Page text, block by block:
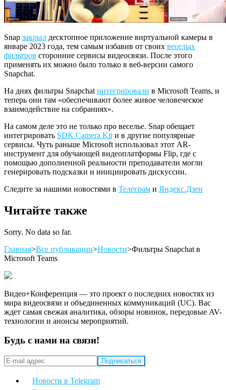
Snap закрыл десктопное приложение виртуальной камеры в
январе 2023 года, тем самым избавив от своих веселых
фильтров сторонние сервисы видеосвязи. После этого
применять их можно было только в веб-версии самого
Snapchat.
На днях фильтры Snapchat интегрировали в Microsoft Teams, и
теперь они там «обеспечивают более живое человеческое
взаимодействие на собраниях».
На самом деле это не только про веселье. Snap обещает
интегрировать SDK Camera Kit и в другие популярные
сервисы. Чуть раньше Microsoft использовал этот AR-
инструмент для обучающей видеоплатформы Flip, где с
помощью дополненной реальности преподаватели могли
генерировать подсказки и инициировать дискуссии.
Следите за нашими новостями в Телеграм и Яндекс.Дзен
Читайте также
Sorry. No data so far.
Главная>Все публикации>Новости>Фильтры Snapchat в
Microsoft Teams
Видео+Конференция — это проект о последних новостях из
мира видеосвязи и объединенных коммуникаций (UC). Вас
ждет самая свежая аналитика, обзоры новинок, передовые AV-
технологии и анонсы мероприятий.
Будь с нами на связи!
Новости в Telegram